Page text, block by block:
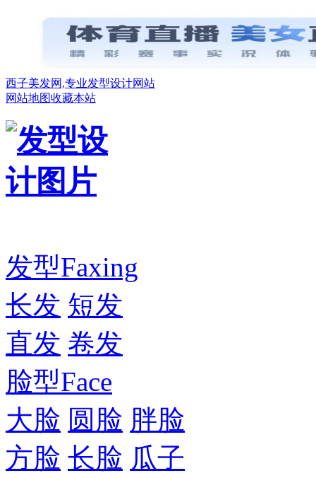
西子美发网,专业发型设计网站
网站地图收藏本站
发型Faxing
长发 短发
直发 卷发
脸型Face
大脸 圆脸 胖脸
方脸 长脸 瓜子